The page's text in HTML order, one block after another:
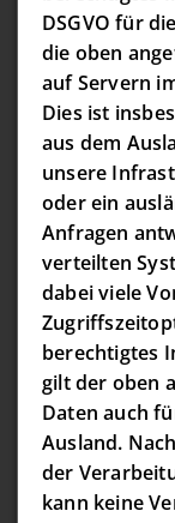
DSGVO für
die oben
auf Servern
Dies ist
aus dem
unsere
oder ein
Anfragen
verteilten
dabei viele
berechtigtes
gilt der oben
Daten auch
Ausland.
der
kann keine